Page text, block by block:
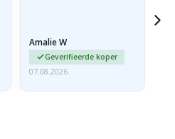
Amalie W
Geverifieerde koper
07.08.2026